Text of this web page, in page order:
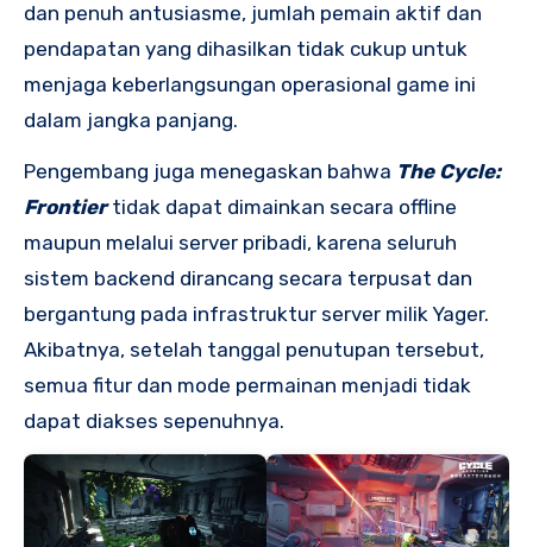
dan penuh antusiasme, jumlah pemain aktif dan
pendapatan yang dihasilkan tidak cukup untuk
menjaga keberlangsungan operasional game ini
dalam jangka panjang.
Pengembang juga menegaskan bahwa The Cycle:
Frontiertidak dapat dimainkan secara offline
maupun melalui server pribadi, karena seluruh
sistem backend dirancang secara terpusat dan
bergantung pada infrastruktur server milik Yager.
Akibatnya, setelah tanggal penutupan tersebut,
semua fitur dan mode permainan menjadi tidak
dapat diakses sepenuhnya.